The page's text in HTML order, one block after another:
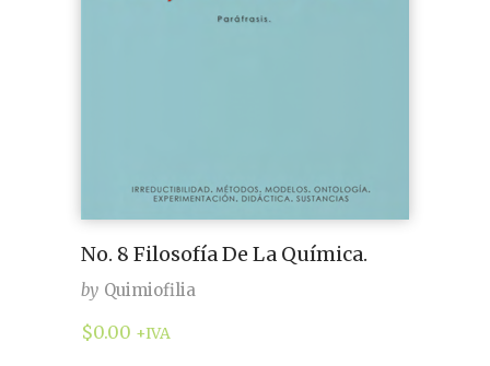
No. 8 Filosofía De La Química.
by Quimiofilia
$0.00 +IVA